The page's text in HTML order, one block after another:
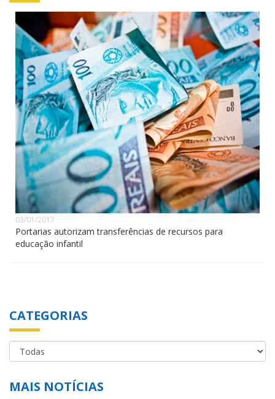
03/01/2017
Portarias autorizam transferências de recursos para
educação infantil
CATEGORIAS
MAIS NOTÍCIAS